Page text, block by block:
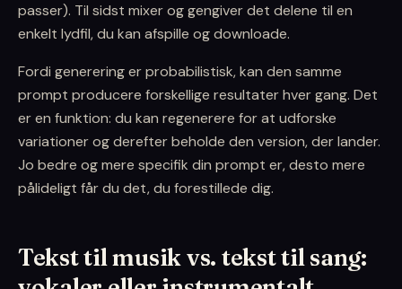
passer). Til sidst mixer og gengiver det delene til en
enkelt lydfil, du kan afspille og downloade.
Fordi generering er probabilistisk, kan den samme
prompt producere forskellige resultater hver gang. Det
er en funktion: du kan regenerere for at udforske
variationer og derefter beholde den version, der lander.
Jo bedre og mere specifik din prompt er, desto mere
pålideligt får du det, du forestillede dig.
Tekst til musik vs. tekst til sang: